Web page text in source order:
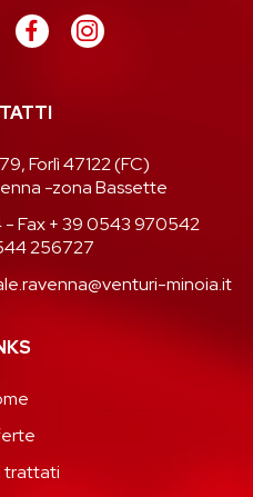
Forlì 47122 (FC)
-zona Bassette
- Fax + 39 0543 970542
256727
minoia.it
trattati